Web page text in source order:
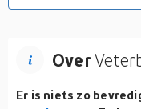
Over
Er is niets zo